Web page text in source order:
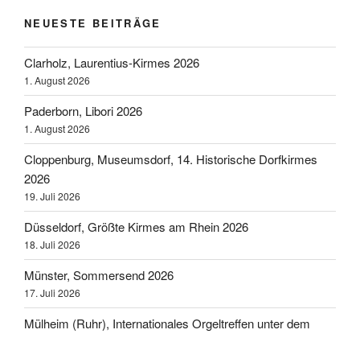
NEUESTE BEITRÄGE
Clarholz, Laurentius-Kirmes 2026
1. August 2026
Paderborn, Libori 2026
1. August 2026
Cloppenburg, Museumsdorf, 14. Historische Dorfkirmes
2026
19. Juli 2026
Düsseldorf, Größte Kirmes am Rhein 2026
18. Juli 2026
Münster, Sommersend 2026
17. Juli 2026
Mülheim (Ruhr), Internationales Orgeltreffen unter dem